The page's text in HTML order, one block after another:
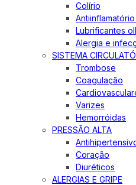
Colírio
Lubrificantes
Alergia e
SISTEMA
Trombose
Coagulação
Varizes
Hemorróidas
PRESSÃO ALTA
Coração
Diuréticos
ALERGIAS E GRIPE